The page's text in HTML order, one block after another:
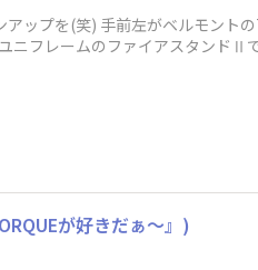
ップを(笑) 手前左がベルモント
フレームのファイアスタンドⅡ
が好きだぁ～』)